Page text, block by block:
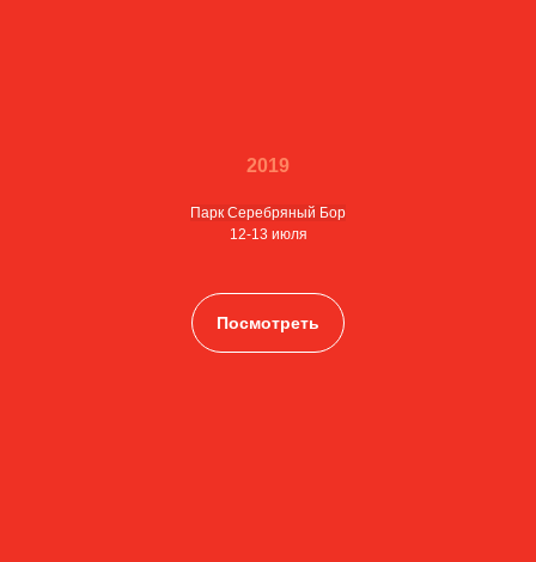
2019
Парк Cеребряный Бор
12-13 июля
Посмотреть